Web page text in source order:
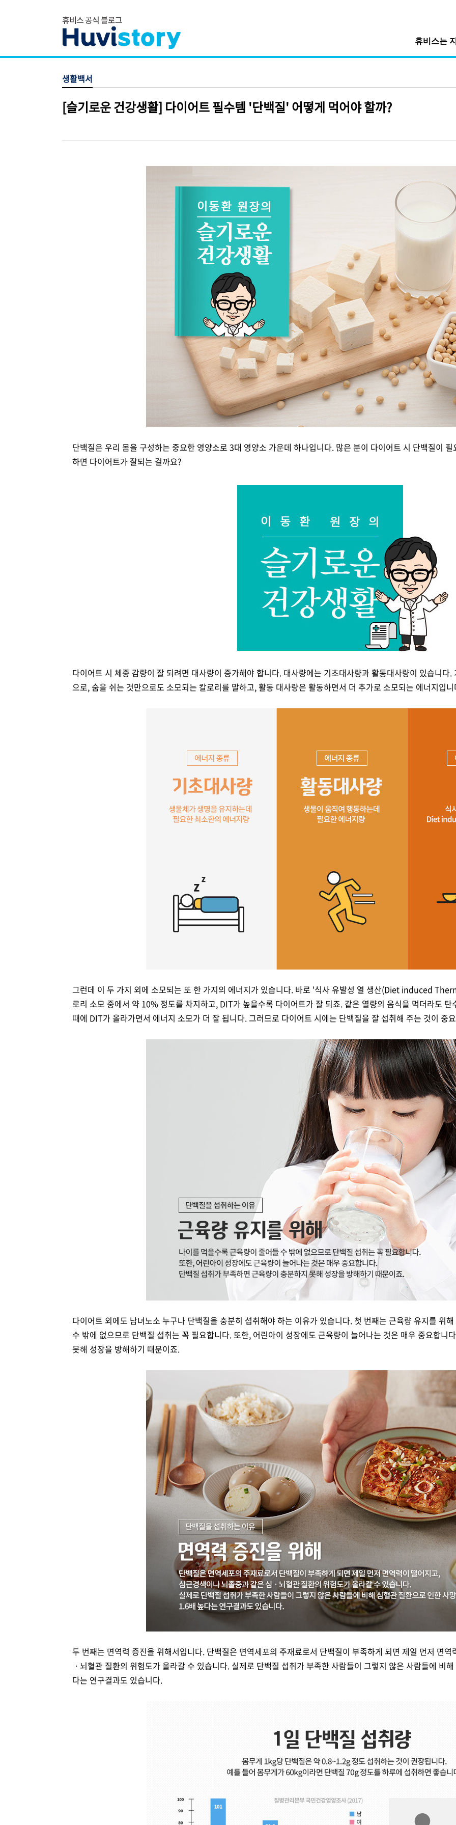
휴비스는
생활백서
[슬기로운 건강생활] 다이어트 필수템 '단백질' 어떻게 먹어야 할까?
단백질은 우리 몸을 구성하는 중요한 영양소로 3대 영양소 가운데 하나입니다. 많은 분이 다이어트 시 단백질이
하면 다이어트가 잘되는 걸까요?
다이어트 시 체중 감량이 잘 되려면 대사량이 증가해야 합니다. 대사량에는 기초대사량과 활동대사량이 있습니다
으로, 숨을 쉬는 것만으로도 소모되는 칼로리를 말하고, 활동 대사량은 활동하면서 더 추가로 소모되는 에너지입
그런데 이 두 가지 외에 소모되는 또 한 가지의 에너지가 있습니다. 바로 '식사 유발성 열 생산(Diet induced
로리 소모 중에서 약 10% 정도를 차지하고, DIT가 높을수록 다이어트가 잘 되죠. 같은 열량의 음식을 먹더라도
때에 DIT가 올라가면서 에너지 소모가 더 잘 됩니다. 그러므로 다이어트 시에는 단백질을 잘 섭취해 주는 것이 중
다이어트 외에도 남녀노소 누구나 단백질을 충분히 섭취해야 하는 이유가 있습니다. 첫 번째는 근육량 유지를 위
수 밖에 없으므로 단백질 섭취는 꼭 필요합니다. 또한, 어린아이 성장에도 근육량이 늘어나는 것은 매우 중요합니
못해 성장을 방해하기 때문이죠.
두 번째는 면역력 증진을 위해서입니다. 단백질은 면역세포의 주재료로서 단백질이 부족하게 되면 제일 먼저 면
ㆍ뇌혈관 질환의 위험도가 올라갈 수 있습니다. 실제로 단백질 섭취가 부족한 사람들이 그렇지 않은 사람들에 비
다는 연구결과도 있습니다.